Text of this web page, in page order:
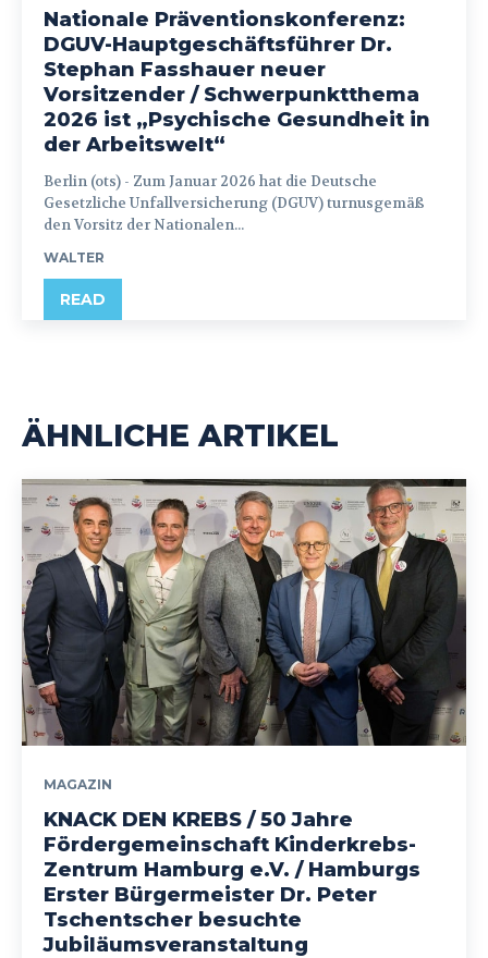
Nationale Präventionskonferenz:
DGUV-Hauptgeschäftsführer Dr.
Stephan Fasshauer neuer
Vorsitzender / Schwerpunktthema
2026 ist „Psychische Gesundheit in
der Arbeitswelt“
Berlin (ots) - Zum Januar 2026 hat die Deutsche
Gesetzliche Unfallversicherung (DGUV) turnusgemäß
den Vorsitz der Nationalen...
WALTER
READ
ÄHNLICHE ARTIKEL
MAGAZIN
KNACK DEN KREBS / 50 Jahre
Fördergemeinschaft Kinderkrebs-
Zentrum Hamburg e.V. / Hamburgs
Erster Bürgermeister Dr. Peter
Tschentscher besuchte
Jubiläumsveranstaltung